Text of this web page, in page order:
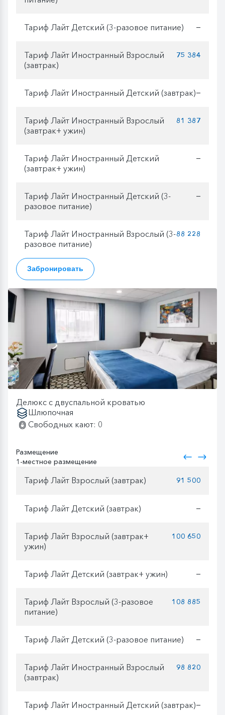
Тариф Лайт Детский (3-разовое питание) —
Тариф Лайт Иностранный Взрослый
(завтрак)
75 384
Тариф Лайт Иностранный Детский (завтрак)—
Тариф Лайт Иностранный Взрослый
(завтрак+ ужин)
81 387
Тариф Лайт Иностранный Детский
(завтрак+ ужин)
—
Тариф Лайт Иностранный Детский (3-
разовое питание)
—
Тариф Лайт Иностранный Взрослый (3-
разовое питание)
88 228
Забронировать
Делюкс с двуспальной кроватью
Шлюпочная
Свободных кают: 0
Размещение
1-местное размещение
Тариф Лайт Взрослый (завтрак) 91 500
Тариф Лайт Детский (завтрак) —
Тариф Лайт Взрослый (завтрак+
ужин)
100 650
Тариф Лайт Детский (завтрак+ ужин) —
Тариф Лайт Взрослый (3-разовое
питание)
108 885
Тариф Лайт Детский (3-разовое питание) —
Тариф Лайт Иностранный Взрослый
(завтрак)
98 820
Тариф Лайт Иностранный Детский (завтрак)—